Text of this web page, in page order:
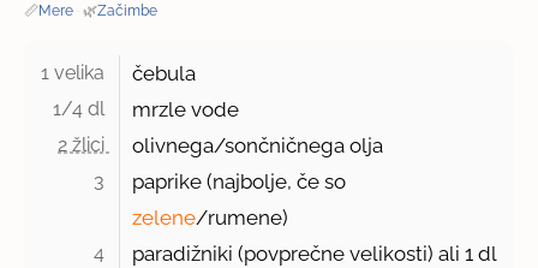
📏Mere · 🌿Začimbe
1 velika čebula
1/4 dl mrzle vode
2 žlici olivnega/sončničnega olja
3
paprike (najbolje, če so
zelene/rumene)
4 paradižniki (povprečne velikosti) ali1 dl